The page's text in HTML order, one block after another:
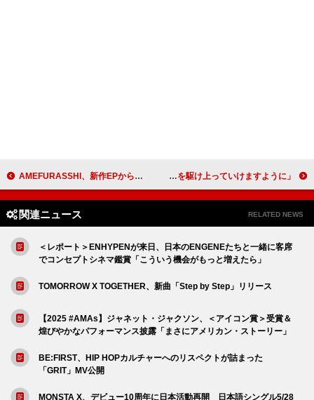
AMEFURASSHI、新作EPから「Don’t stop the music」MV公開 日向坂46、五期生10人が【おもてなし会】で初パフォーマンス「これからも日向坂46とおひさまのみなさんが、手を繋いで全力で日向坂を駆け上っていけますように」
関連ニュース RELATED NEWS
＜レポート＞ENHYPENが来日、日本のENGENEたちと一緒に客席
でコンセプトシネマ鑑賞「こういう機会がもっと増えたら」
TOMORROW X TOGETHER、新曲「Step by Step」リリース
【2025 #AMAs】ジャネット・ジャクソン、＜アイコン賞＞受賞＆
煌びやかなパフォーマンス披露「まさにアメリカン・ストーリー」
BE:FIRST、HIP HOPカルチャーへのリスペクトが詰まった
「GRIT」MV公開
MONSTA X、デビュー10周年に日本活動再開 日本語シングル5/28